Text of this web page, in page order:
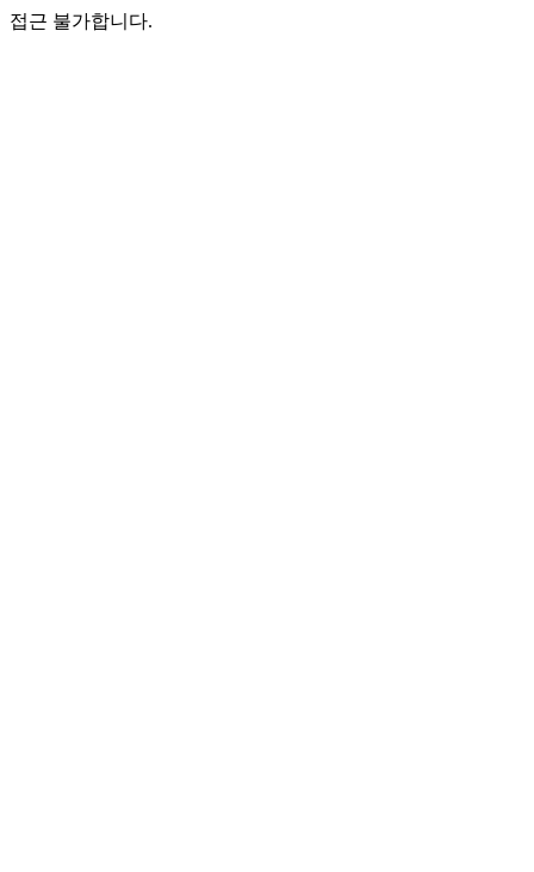
접근 불가합니다.